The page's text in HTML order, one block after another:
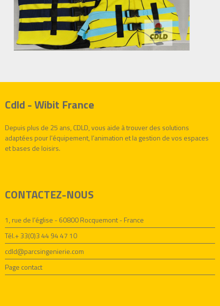
Cdld - Wibit France
Depuis plus de 25 ans, CDLD, vous aide à trouver des solutions
adaptées pour l’équipement, l’animation et la gestion de vos espaces
et bases de loisirs.
CONTACTEZ-NOUS
1, rue de l’église - 60800 Rocquemont - France
Tél.+ 33(0)3 44 94 47 10
cdld@parcsingenierie.com
Page contact